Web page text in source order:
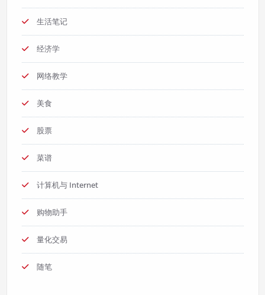
生活笔记
经济学
网络教学
美食
股票
菜谱
计算机与 Internet
购物助手
量化交易
随笔